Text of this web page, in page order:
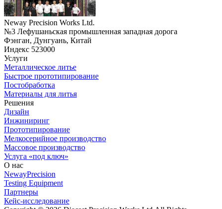
Neway Precision Works Ltd.
№3 Лефушаньская промышленная западная дорога
Фэнган, Дунгуань, Китай
Индекс 523000
Услуги
Металлическое литье
Быстрое прототипирование
Постобработка
Материалы для литья
Решения
Дизайн
Инжиниринг
Прототипирование
Мелкосерийное производство
Массовое производство
Услуга «под ключ»
О нас
NewayPrecision
Testing Equipment
Партнеры
Кейс-исследование